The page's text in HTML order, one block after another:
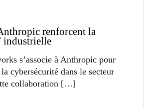
renforcent la
industrielle
s’associe à Anthropic pour
cybersécurité dans le secteur
collaboration